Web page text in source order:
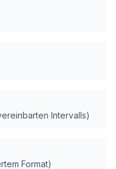
Intervalls)
Format)